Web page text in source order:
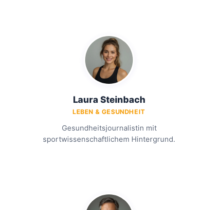
Laura Steinbach
LEBEN & GESUNDHEIT
Gesundheitsjournalistin mit
sportwissenschaftlichem Hintergrund.